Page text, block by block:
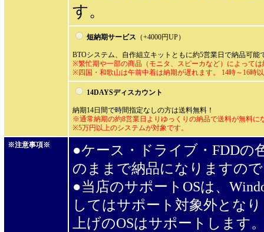
す。
短納期サービス （+4000円UP）
BTOシステム、自作組立キットともに約5営業日で納品可能
※繁忙期や一部の商品（モニタ、スピーカなど）によって
※四国・和歌山は午前中着は納期が遅れます。 14時～16時
14DAYSディスカウント
納期14日間で時間指定なしの方は送料無料！
※通常納期の約8営業日よりゆっくりの納品で送料が無料に
※5万円以上のシステムが対象です。
※注意事項※
●ケース・ドライブ・FDDの
のままで納品になりますの
●当店のサポートOSは、
してはサポート対象外とな
上げのOSはサポートします